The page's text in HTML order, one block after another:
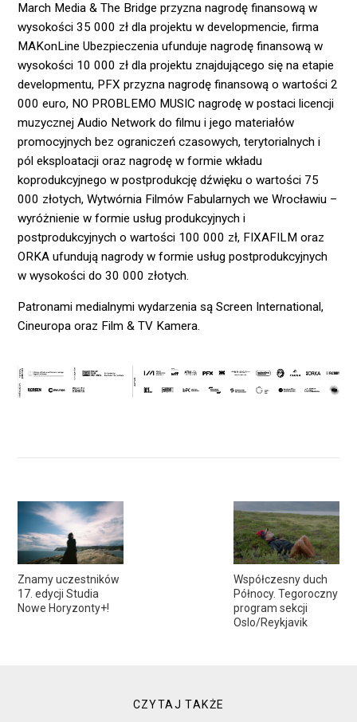
Znamy uczestników
17. edycji Studia
Nowe Horyzonty+!
Współczesny duch
Północy. Tegoroczny
program sekcji
Oslo/Reykjavik
March Media & The Bridge przyzna nagrodę finansową w
wysokości 35 000 zł dla projektu w developmencie, firma
MAKonLine Ubezpieczenia ufunduje nagrodę finansową w
wysokości 10 000 zł dla projektu znajdującego się na etapie
developmentu, PFX przyzna nagrodę finansową o wartości 2
000 euro, NO PROBLEMO MUSIC nagrodę w postaci licencji
muzycznej Audio Network do filmu i jego materiałów
promocyjnych bez ograniczeń czasowych, terytorialnych i
pól eksploatacji oraz nagrodę w formie wkładu
koprodukcyjnego w postprodukcję dźwięku o wartości 75
000 złotych, Wytwórnia Filmów Fabularnych we Wrocławiu –
wyróżnienie w formie usług produkcyjnych i
postprodukcyjnych o wartości 100 000 zł, FIXAFILM oraz
ORKA ufundują nagrody w formie usług postprodukcyjnych
w wysokości do 30 000 złotych.
Patronami medialnymi wydarzenia sąScreen International,
Cineuropa oraz Film & TV Kamera.
CZYTAJ TAKŻE